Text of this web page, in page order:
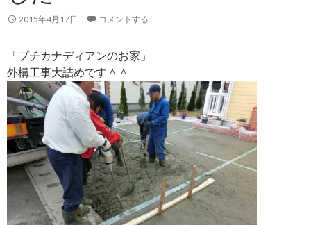
2015年4月17日 コメントする
「プチカナディアンのお家」
外構工事大詰めです＾＾